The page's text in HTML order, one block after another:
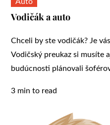
Vodičák a auto
Chceli by ste vodičák? Je
Vodičský preukaz si musíte
budúcnosti plánovali
3 min to read